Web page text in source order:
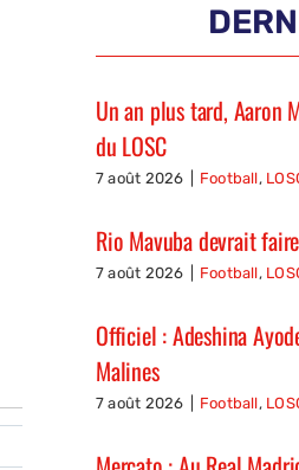
Un an plus tard, Aaron
du LOSC
7 août 2026 Football,
Rio Mavuba devrait
7 août 2026 Football,
Officiel : Adeshina
Malines
7 août 2026 Football,